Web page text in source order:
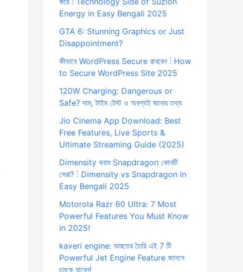
Energy in Easy Bengali 2025
GTA 6: Stunning Graphics or Just
Disappointment?
কীভাবে WordPress Secure রাখবেন ⋮ How
to Secure WordPress Site 2025
120W Charging: Dangerous or
Safe? দাম, টাইম টেস্ট ও অবশ্যই জানার তথ্য
Jio Cinema App Download: Best
Free Features, Live Sports &
Ultimate Streaming Guide (2025)
Dimensity বনাম Snapdragon কোনটি
সেরা? ⋮ Dimensity vs Snapdragon in
Easy Bengali 2025
Motorola Razr 60 Ultra: 7 Most
Powerful Features You Must Know
in 2025!
kaveri engine: ভারতের তৈরি এই 7 টি
Powerful Jet Engine Feature জানলে
চমকে যাবেন!